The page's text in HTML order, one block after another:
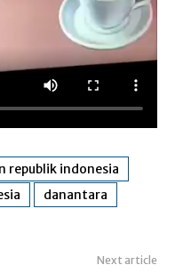
republik indonesia
danantara
Next article